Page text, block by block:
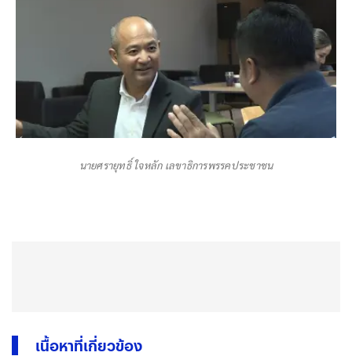
นายศรายุทธิ์ ใจหลัก เลขาธิการพรรคประชาชน
เนื้อหาที่เกี่ยวข้อง